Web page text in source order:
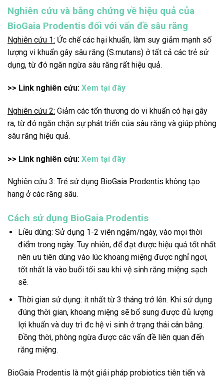
Nghiên cứu và bằng chứng về hiệu quả của
BioGaia Prodentis đối với vấn đề sâu răng
Nghiên cứu 1: Ức chế các hại khuẩn, làm suy giảm mạnh số
lượng vi khuẩn gây sâu răng (S.mutans) ở tất cả các trẻ sử
dụng, từ đó ngăn ngừa sâu răng rất hiệu quả.
>> Link nghiên cứu: Xem tại đây
Nghiên cứu 2: Giảm các tổn thương do vi khuẩn có hại gây
ra, từ đó ngăn chặn sự phát triển của sâu răng và giúp phòng
sâu răng hiệu quả.
>> Link nghiên cứu: Xem tại đây
Nghiên cứu 3: Trẻ sử dụng BioGaia Prodentis không tạo
hang ở các răng sâu.
Cách sử dụng BioGaia Prodentis
Liều dùng: Sử dụng 1-2 viên ngậm/ngày, vào mọi thời
điểm trong ngày. Tuy nhiên, để đạt được hiệu quả tốt nhất
nên ưu tiên dùng vào lúc khoang miệng được nghỉ ngơi,
tốt nhất là vào buổi tối sau khi vệ sinh răng miệng sạch
sẽ.
Thời gian sử dụng: ít nhất từ 3 tháng trở lên. Khi sử dụng
đúng thời gian, khoang miệng sẽ bổ sung được đủ lượng
lợi khuẩn và duy trì đc hệ vi sinh ở trạng thái cân bằng.
Đồng thời, phòng ngừa được các vấn đề liên quan đến
răng miệng.
BioGaia Prodentis là một giải pháp probiotics tiên tiến và